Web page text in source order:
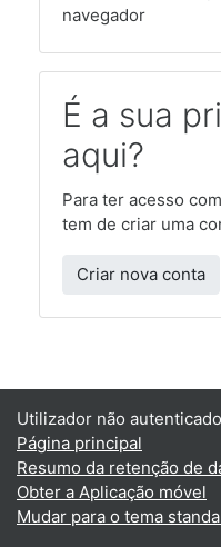
navegador
É a sua
aqui?
Para ter acesso
tem de criar uma
Criar nova conta
Utilizador não autenticado
Página principal
Resumo da retenção de
Obter a Aplicação móvel
Mudar para o tema